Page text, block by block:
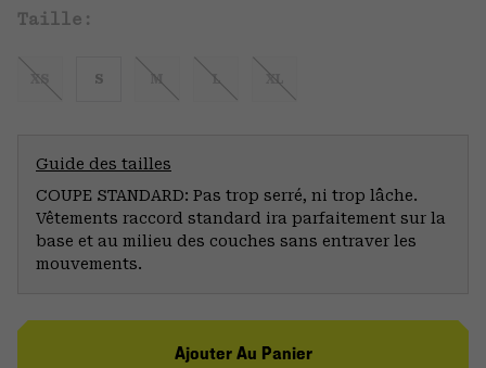
Taille:
XS S M L XL
Guide des tailles
COUPE STANDARD: Pas trop serré, ni trop lâche.
Vêtements raccord standard ira parfaitement sur la
base et au milieu des couches sans entraver les
mouvements.
Ajouter Au Panier